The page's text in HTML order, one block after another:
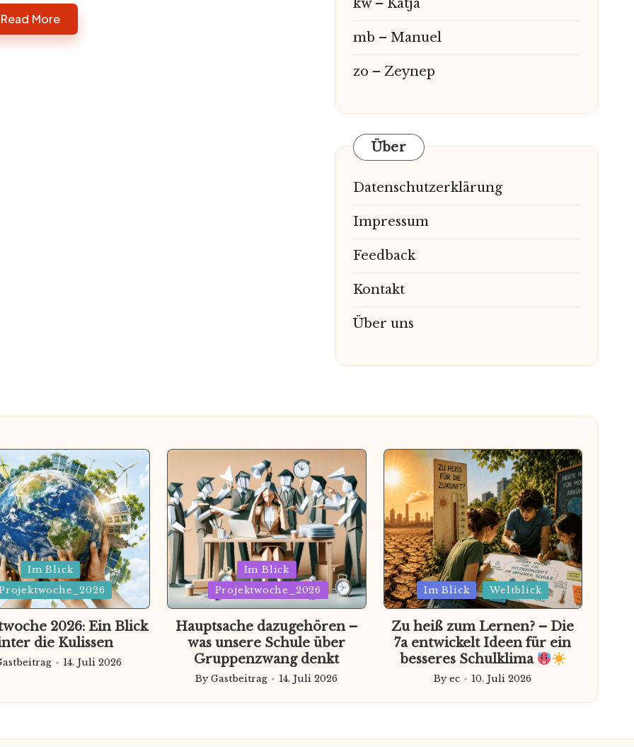
Read More
kw – Katja
mb – Manuel
zo – Zeynep
Über
Datenschutzerklärung
Impressum
Feedback
Kontakt
Über uns
Im Blick
2026: Ein Blick
die Kulissen
14. Juli 2026
Posted
in
Im Blick
Projektwoche_2026
Hauptsache dazugehören –
was unsere Schule über
Gruppenzwang denkt
Posted
by
ByGastbeitrag 14. Juli 2026
Posted
in
Im Blick Weltblick
Zu heiß zum Lernen? – Die
7a entwickelt Ideen für ein
besseres Schulklima
Posted
by
Byec 10. Juli 2026